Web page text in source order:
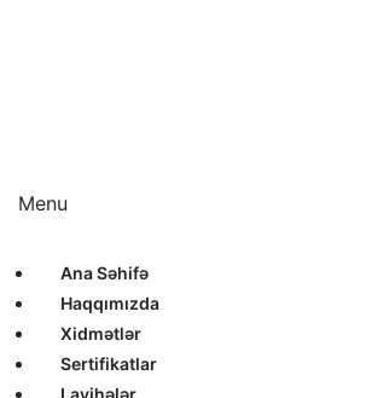
Menu
Ana Səhifə
Haqqımızda
Xidmətlər
Sertifikatlar